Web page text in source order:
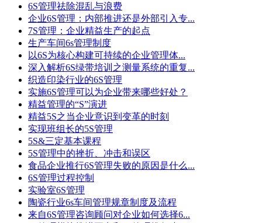
6S管理祛除混乱与浪费
企业6S管理：内部推进还是外部引入专...
7S管理：企业精益生产的起点
生产车间6s管理制度
以6S为核心构建可持续的企业管理体...
深入解析6S绿带培训之测量系统的重复...
织造印染行业的6S管理
实施6S管理可以为企业带来哪些好处？
精益管理的“S”演进
精益5S之当企业意识到变革的时刻
实现班组长的5S管理
5S&三定基本课程
5S管理中的挫折、冲击和误区
食品企业推行6S管理失败的原因是什么...
6S管理过程控制
实验室6S管理
陶瓷行业6s车间管理规章制度及流程
来自6S管理咨询顾问对企业如何选择6...